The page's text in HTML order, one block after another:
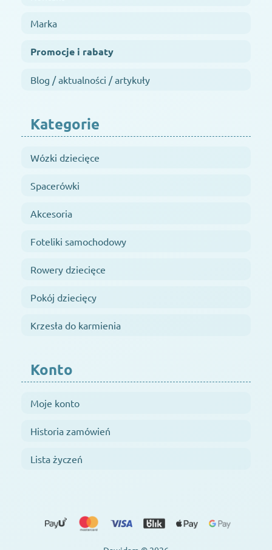
Marka
Promocje i rabaty
Blog / aktualności / artykuły
Kategorie
Wózki dziecięce
Spacerówki
Akcesoria
Foteliki samochodowy
Rowery dziecięce
Pokój dziecięcy
Krzesła do karmienia
Konto
Moje konto
Historia zamówień
Lista życzeń